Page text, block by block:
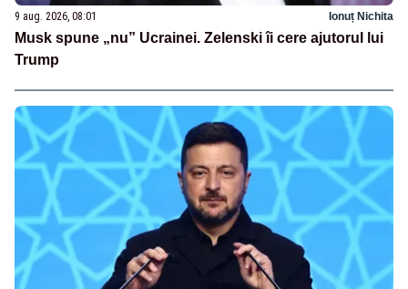
9 aug. 2026, 08:01 Ionuț Nichita
Musk spune „nu” Ucrainei. Zelenski îi cere ajutorul lui
Trump